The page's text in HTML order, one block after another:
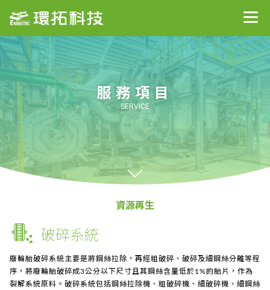
最新消息
服務項目
SERVICE
資源再生
破碎系統
廢輪胎破碎系統主要是將鋼絲拉除，再經粗破碎、破碎及細鋼絲分離等程
序，將廢輪胎破碎成3公分以下尺寸且其鋼絲含量低於1%的胎片，作為
裂解系統原料。破碎系統包括鋼絲拉除機、粗破碎機、細破碎機、細鋼絲